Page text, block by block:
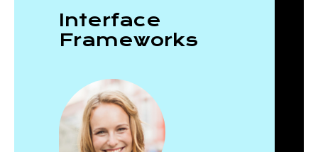
Interface
Frameworks